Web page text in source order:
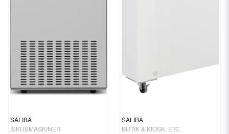
SALIBA
ISKUBMASKINER
SALIBA
BUTIK & KIOSK, ETC.